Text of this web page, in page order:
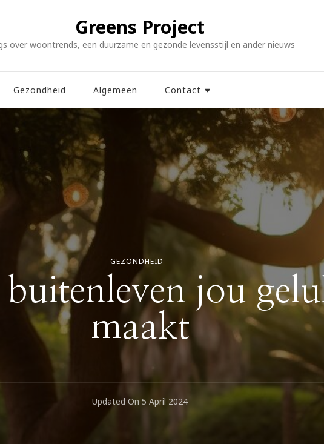
Greens Project
over woontrends, een duurzame en gezonde levensstijl en ander nieuws
Gezondheid Algemeen Contact
GEZONDHEID
jou
maakt
Updated On 5 April 2024